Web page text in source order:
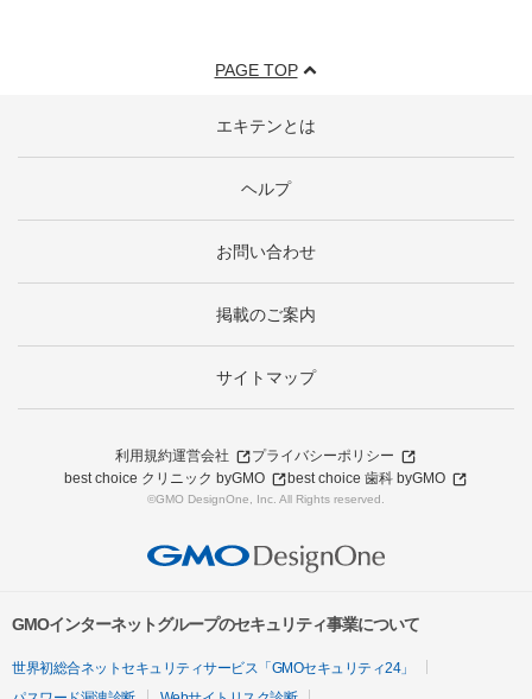
PAGE TOP
エキテンとは
ヘルプ
お問い合わせ
掲載のご案内
サイトマップ
利用規約運営会社
プライバシーポリシー
best choice クリニック byGMO
best choice 歯科 byGMO
©GMO DesignOne, Inc. All Rights reserved.
GMOインターネットグループのセキュリティ事業について
世界初総合ネットセキュリティサービス「GMOセキュリティ24」